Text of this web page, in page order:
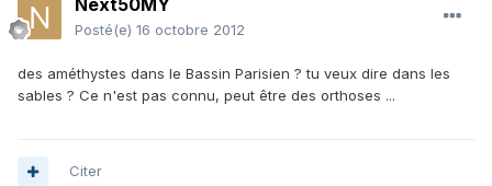
Next50MY
Posté(e) 16 octobre 2012
des améthystes dans le Bassin Parisien ? tu veux dire dans les
sables ? Ce n'est pas connu, peut être des orthoses ...
Citer